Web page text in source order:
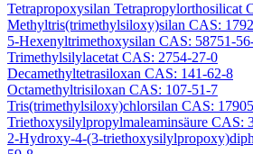
Tetrapropoxysilan Tetrapropylorthosilicat
Methyltris(trimethylsiloxy)silan CAS:
5-Hexenyltrimethoxysilan CAS: 58751-
Trimethylsilylacetat CAS: 2754-27-0
Decamethyltetrasiloxan CAS: 141-62-8
Octamethyltrisiloxan CAS: 107-51-7
Tris(trimethylsiloxy)chlorsilan CAS:
Triethoxysilylpropylmaleaminsäure CAS:
2-Hydroxy-4-(3-